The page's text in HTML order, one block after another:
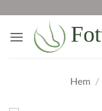
content
Hem /